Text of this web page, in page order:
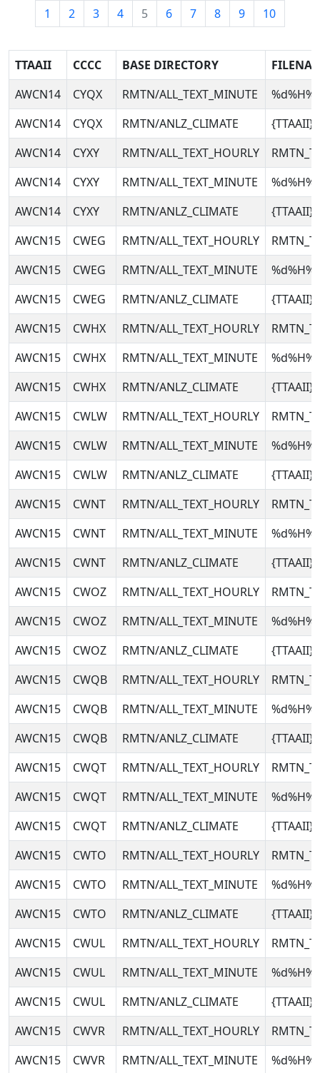
1 2 3 4 5 6 7 8 9 10
TTAAII CCCC BASE DIRECTORY
AWCN14
CYQX RMTN/ALL_TEXT_MINUTE
AWCN14
CYQX RMTN/ANLZ_CLIMATE
AWCN14
CYXY RMTN/ALL_TEXT_HOURLY
AWCN14
CYXY RMTN/ALL_TEXT_MINUTE
AWCN14
CYXY RMTN/ANLZ_CLIMATE
AWCN15
CWEG RMTN/ALL_TEXT_HOURLY
AWCN15
CWEG RMTN/ALL_TEXT_MINUTE
AWCN15
CWEG RMTN/ANLZ_CLIMATE
AWCN15
CWHX RMTN/ALL_TEXT_HOURLY
AWCN15
CWHX RMTN/ALL_TEXT_MINUTE
AWCN15
CWHX RMTN/ANLZ_CLIMATE
AWCN15
CWLW RMTN/ALL_TEXT_HOURLY
AWCN15
CWLW RMTN/ALL_TEXT_MINUTE
AWCN15
CWLW RMTN/ANLZ_CLIMATE
AWCN15
CWNT RMTN/ALL_TEXT_HOURLY
AWCN15
CWNT RMTN/ALL_TEXT_MINUTE
AWCN15
CWNT RMTN/ANLZ_CLIMATE
AWCN15
CWOZ RMTN/ALL_TEXT_HOURLY
AWCN15
CWOZ RMTN/ALL_TEXT_MINUTE
AWCN15
CWOZ RMTN/ANLZ_CLIMATE
AWCN15
CWQB RMTN/ALL_TEXT_HOURLY
AWCN15
CWQB RMTN/ALL_TEXT_MINUTE
AWCN15
CWQB RMTN/ANLZ_CLIMATE
AWCN15
CWQT RMTN/ALL_TEXT_HOURLY
AWCN15
CWQT RMTN/ALL_TEXT_MINUTE
AWCN15
CWQT RMTN/ANLZ_CLIMATE
AWCN15
CWTO RMTN/ALL_TEXT_HOURLY
AWCN15
CWTO RMTN/ALL_TEXT_MINUTE
AWCN15
CWTO RMTN/ANLZ_CLIMATE
AWCN15
CWUL RMTN/ALL_TEXT_HOURLY
AWCN15
CWUL RMTN/ALL_TEXT_MINUTE
AWCN15
CWUL RMTN/ANLZ_CLIMATE
AWCN15
CWVR RMTN/ALL_TEXT_HOURLY
AWCN15
CWVR RMTN/ALL_TEXT_MINUTE